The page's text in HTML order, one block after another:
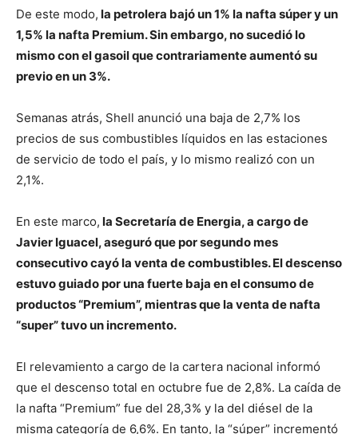
De este modo, la petrolera bajó un 1% la nafta súper y un
1,5% la nafta Premium. Sin embargo, no sucedió lo
mismo con el gasoil que contrariamente aumentó su
previo en un 3%.
Semanas atrás, Shell anunció una baja de 2,7% los
precios de sus combustibles líquidos en las estaciones
de servicio de todo el país, y lo mismo realizó con un
2,1%.
En este marco, la Secretaría de Energia, a cargo de
Javier Iguacel, aseguró que por segundo mes
consecutivo cayó la venta de combustibles. El descenso
estuvo guiado por una fuerte baja en el consumo de
productos “Premium”, mientras que la venta de nafta
“super” tuvo un incremento.
El relevamiento a cargo de la cartera nacional informó
que el descenso total en octubre fue de 2,8%. La caída de
la nafta “Premium” fue del 28,3% y la del diésel de la
misma categoría de 6,6%. En tanto, la “súper” incrementó